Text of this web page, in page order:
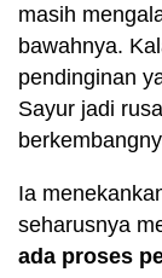
masih
bawahnya.
pendinginan
Sayur jadi
Ia
seharusnya
ada proses